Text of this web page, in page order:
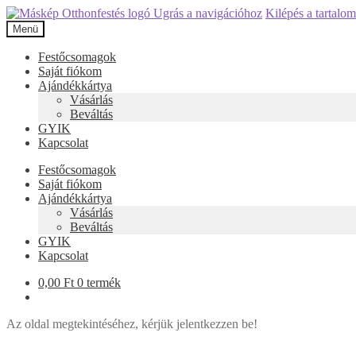
Ugrás a navigációhoz Kilépés a
Menü
Festőcsomagok
Saját fiókom
Ajándékkártya
Vásárlás
Beváltás
GYIK
Kapcsolat
Festőcsomagok
Saját fiókom
Ajándékkártya
Vásárlás
Beváltás
GYIK
Kapcsolat
0,00 Ft 0 termék
Az oldal megtekintéséhez, kérjük jelentkezzen be!